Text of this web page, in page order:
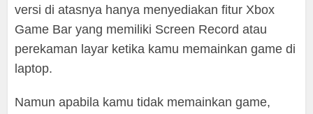
versi di atasnya hanya menyediakan fitur Xbox
Game Bar yang memiliki Screen Record atau
perekaman layar ketika kamu memainkan game di
laptop.
Namun apabila kamu tidak memainkan game,